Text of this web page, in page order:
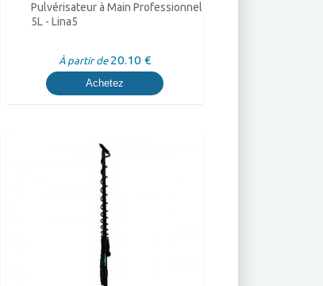
Pulvérisateur à Main Professionnel
5L - Lina5
À partir de 20.10 €
Achetez